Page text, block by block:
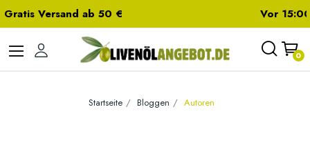
Vor 15:00 Uhr bestellt = Heute versendet
0
Startseite Bloggen Autoren